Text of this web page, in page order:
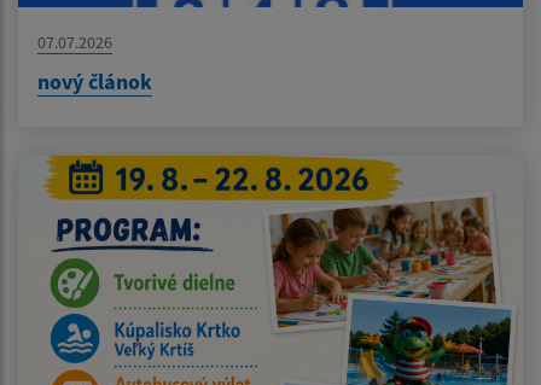
07.07.2026
nový článok